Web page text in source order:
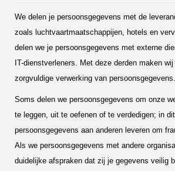
We delen je persoonsgegevens met de
zoals luchtvaartmaatschappijen, hotels en
delen we je persoonsgegevens met externe
IT-dienstverleners. Met deze derden maken
zorgvuldige verwerking van persoonsgegevens.
Soms delen we persoonsgegevens om onze
te leggen, uit te oefenen of te verdedigen; in
persoonsgegevens aan anderen leveren om
Als we persoonsgegevens met andere
duidelijke afspraken dat zij je gegevens veilig